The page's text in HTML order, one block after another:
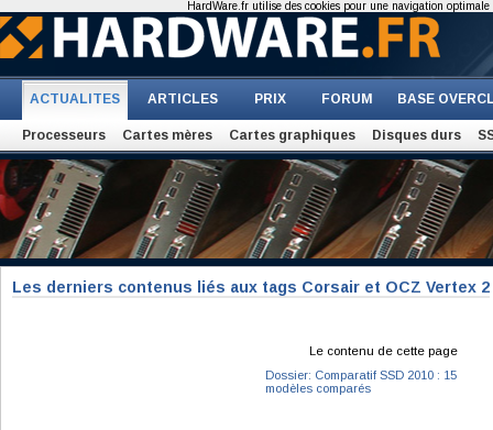
ACTUALITES ARTICLES PRIX FORUM BASE
Processeurs Cartes mères Cartes graphiques Disques durs
Les derniers contenus liés aux tags Corsair et OCZ Vertex 2
Le contenu de cette page
Dossier: Comparatif SSD 2010 : 15
modèles comparés
HardWare.fr utilise des cookies pour une navigation